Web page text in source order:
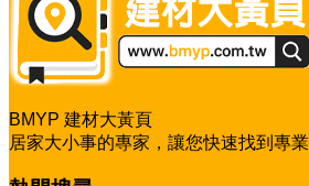
BMYP 建材大黃頁
居家大小事的專家，讓您快速找到專業